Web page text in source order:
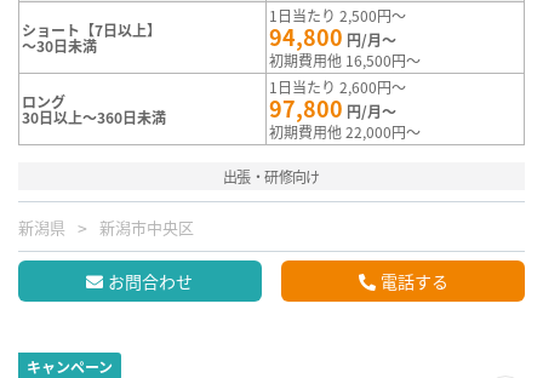
ショート【7日以上】
～30日未満
1日当たり 2,500円～
94,800 円/月～
初期費用他 16,500円～
ロング
30日以上～360日未満
1日当たり 2,600円～
97,800 円/月～
初期費用他 22,000円～
出張・研修向け
新潟県 新潟市中央区
お問合わせ 電話する
キャンペーン